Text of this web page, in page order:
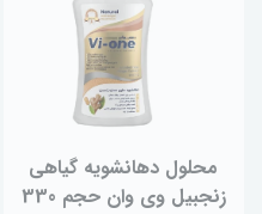
محلول دهانشویه گیاهی
زنجبیل وی وان حجم 330